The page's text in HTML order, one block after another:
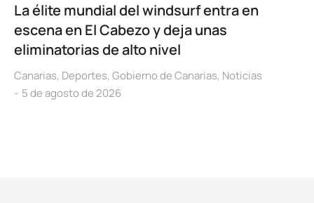
La élite mundial del windsurf entra en
escena en El Cabezo y deja unas
eliminatorias de alto nivel
Canarias, Deportes, Gobierno de Canarias, Noticias
5 de agosto de 2026